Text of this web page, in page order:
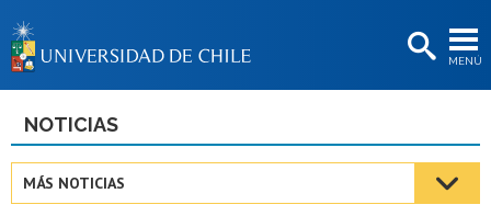
MENÚ
BIBLIOTECAS
Estudiantes
NOTICIAS
MÁS NOTICIAS